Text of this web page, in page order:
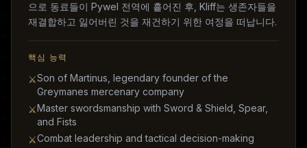
으로 동료들이 Pywel 전역에 흩어진 후, Kliff는 생존자들을
재결합하고 잃어버린 것을 재건하기 위한 여정을 떠납니다.
핵심 능력
⚔Son of Martinus, legendary founder of the
Greymanes mercenary company
⚔Master swordsmanship with Sword & Shield, Spear,
and Fists
⚔Combat leadership and tactical decision-making